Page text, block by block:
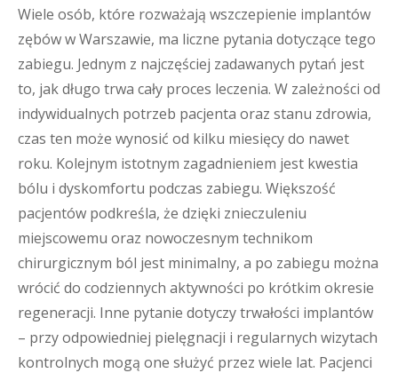
Wiele osób, które rozważają wszczepienie implantów
zębów w Warszawie, ma liczne pytania dotyczące tego
zabiegu. Jednym z najczęściej zadawanych pytań jest
to, jak długo trwa cały proces leczenia. W zależności od
indywidualnych potrzeb pacjenta oraz stanu zdrowia,
czas ten może wynosić od kilku miesięcy do nawet
roku. Kolejnym istotnym zagadnieniem jest kwestia
bólu i dyskomfortu podczas zabiegu. Większość
pacjentów podkreśla, że dzięki znieczuleniu
miejscowemu oraz nowoczesnym technikom
chirurgicznym ból jest minimalny, a po zabiegu można
wrócić do codziennych aktywności po krótkim okresie
regeneracji. Inne pytanie dotyczy trwałości implantów
– przy odpowiedniej pielęgnacji i regularnych wizytach
kontrolnych mogą one służyć przez wiele lat. Pacjenci